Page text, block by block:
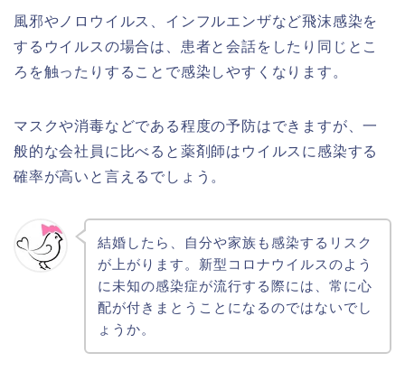
風邪やノロウイルス、インフルエンザなど飛沫感染を
するウイルスの場合は、患者と会話をしたり同じとこ
ろを触ったりすることで感染しやすくなります。
マスクや消毒などである程度の予防はできますが、一
般的な会社員に比べると薬剤師はウイルスに感染する
確率が高いと言えるでしょう。
結婚したら、自分や家族も感染するリスク
が上がります。新型コロナウイルスのよう
に未知の感染症が流行する際には、常に心
配が付きまとうことになるのではないでし
ょうか。